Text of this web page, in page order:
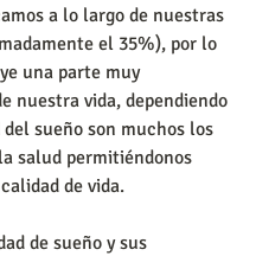
a lo largo de nuestras
el 35%), por lo
una parte muy
nuestra vida, dependiendo
sueño son muchos los
salud permitiéndonos
de vida.
de sueño y sus